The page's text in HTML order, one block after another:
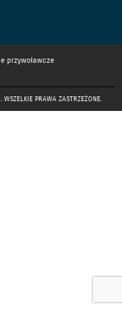
przywoławcze
PRAWA ZASTRZEŻONE.